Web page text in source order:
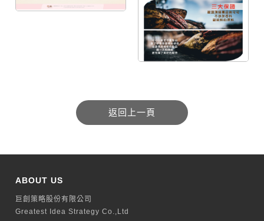
ABOUT US
巨創策略股份有限公司
Greatest Idea Strategy Co.,Ltd